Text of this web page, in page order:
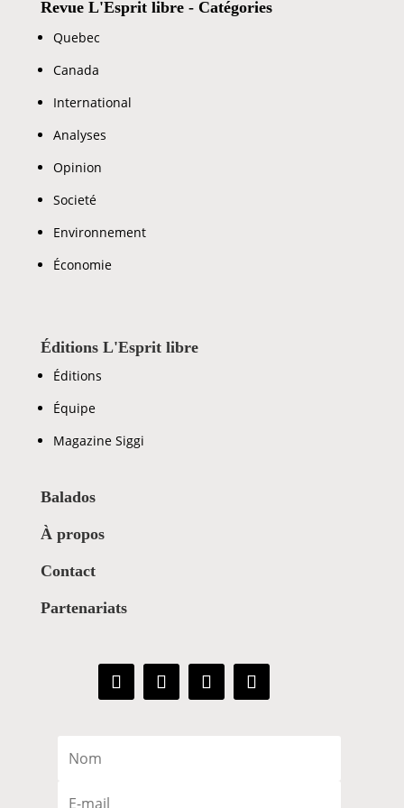
Revue L'Esprit libre - Catégories
Quebec
Canada
International
Analyses
Opinion
Societé
Environnement
Économie
Éditions L'Esprit libre
Éditions
Équipe
Magazine Siggi
Balados
À propos
Contact
Partenariats